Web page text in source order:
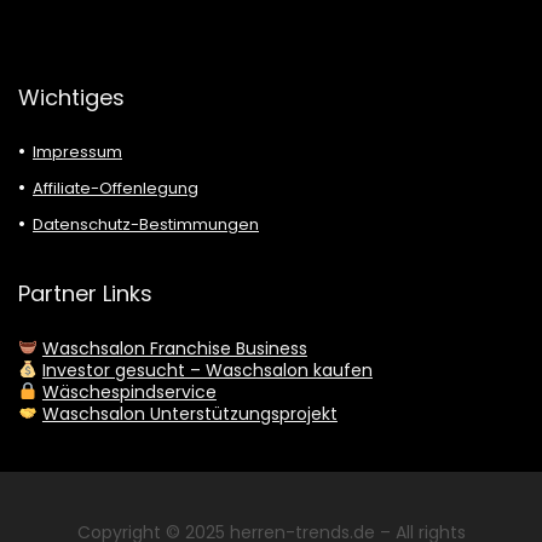
Wichtiges
Impressum
Affiliate-Offenlegung
Datenschutz-Bestimmungen
Partner Links
Waschsalon Franchise Business
Investor gesucht – Waschsalon kaufen
Wäschespindservice
Waschsalon Unterstützungsprojekt
Copyright © 2025 herren-trends.de – All rights